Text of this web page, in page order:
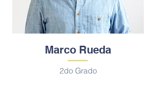
Marco Rueda
2do Grado